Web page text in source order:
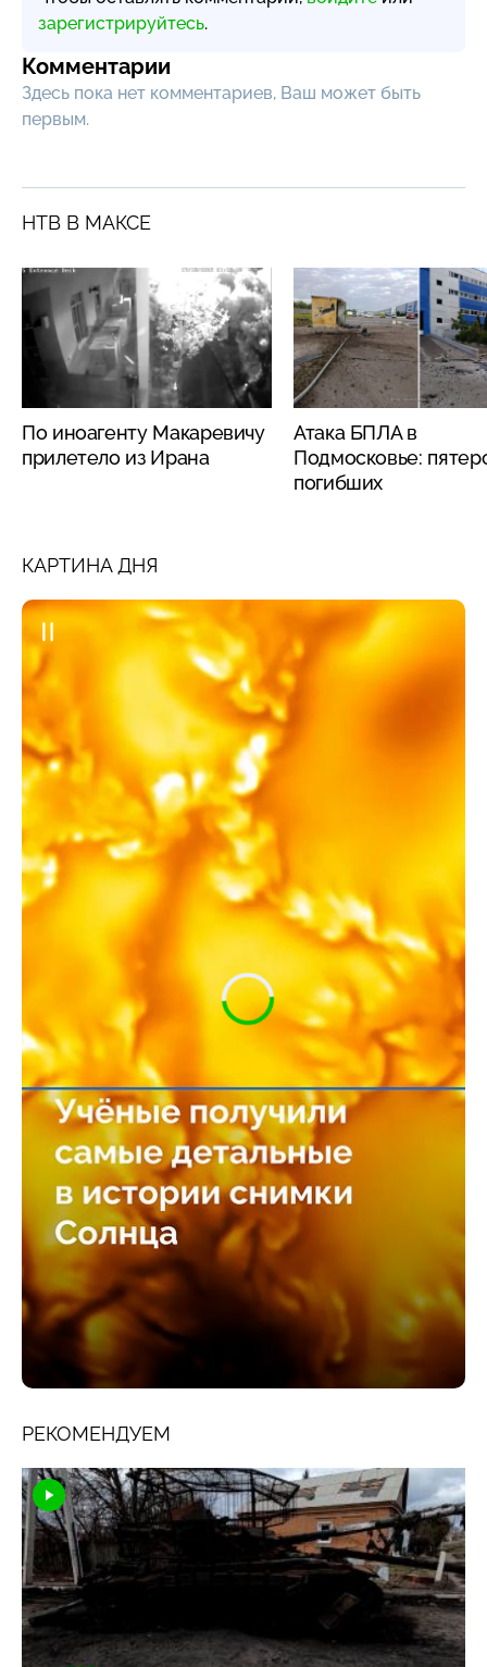
зарегистрируйтесь.
Комментарии
Здесь пока нет комментариев, Ваш может быть
первым.
НТВ В МАКСЕ
По иноагенту Макаревичу
прилетело из Ирана
Атака БПЛА в
Подмосковье:
погибших
КАРТИНА ДНЯ
РЕКОМЕНДУЕМ